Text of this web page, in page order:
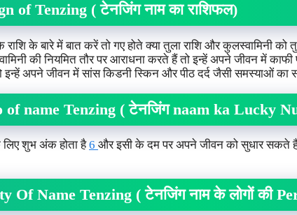
of Tenzing ( टेनजिंग नाम का राशिफल)
के बारे में बात करें तो गए होते क्या तुला राशि और कुलस्वामिनी को
की नियमित तौर पर आराधना करते हैं तो इन्हें अपने जीवन में
इन्हें अपने जीवन में सांस किडनी स्किन और पीठ दर्द जैसी समस्याओं का
of name Tenzing ( टेनजिंग naam ka Lucky
शुभ अंक होता है6 और इसी के दम पर अपने जीवन को सुधार सकते
Of Name Tenzing ( टेनजिंग नाम के लोगों की